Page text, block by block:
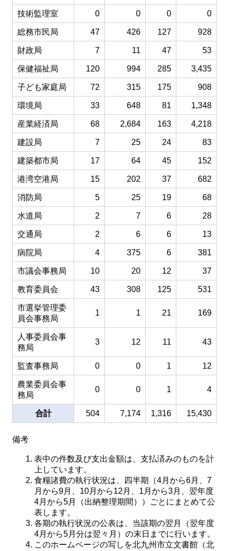
技術監理室 0 0 0 0
総務市民局 47 426 127 928
財政局 7 11 47 53
保健福祉局 120 994 285 3,435
子ども家庭局 72 315 175 908
環境局 33 648 81 1,348
産業経済局 68 2,684 163 4,218
建設局 7 25 24 83
建築都市局 17 64 45 152
港湾空港局 15 202 37 682
消防局 5 25 19 68
水道局 2 7 6 28
交通局 2 6 6 13
病院局 4 375 6 381
市議会事務局 10 20 12 37
教育委員会 43 308 125 531
市選挙管理委
員会事務局
1 1 21 169
人事委員会事
務局
3 12 11 43
監査事務局 0 0 1 12
農業委員会事
務局
0 0 1 4
合計 504 7,174 1,316 15,430
備考
表中の件数及び支出金額は、支払済みのものを計
上しています。
食糧諸費の執行状況は、四半期（4月から6月、7
月から9月、10月から12月、1月から3月、翌年度
4月から5月（出納整理期間））ごとにまとめて公
表します。
各期の執行状況の公表は、当該期の翌月（翌年度
4月から5月分は翌々月）の末日までに行います。
このホームページの写しを北九州市立文書館（北